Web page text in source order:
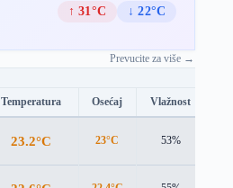
↑ 31°C
↓ 22°C
Prevucite za više →
Temperatura Osećaj Vlažnost
23.2°C 23°C 53%